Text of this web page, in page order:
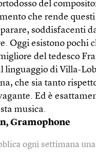
del
che rende
soddisfacenti
Oggi esistono pochi
del tedesco
linguaggio di Villa-
che sia tanto
Ed è
musica.
Gramophone
ogni settimana